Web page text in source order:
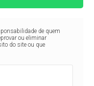
de quem
ou eliminar
do site ou que